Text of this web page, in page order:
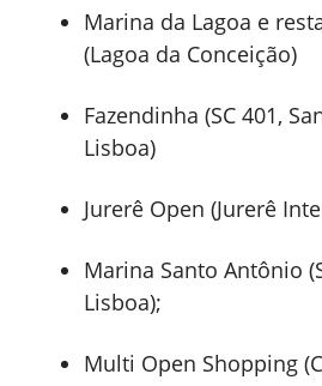
Marina da Lagoa e
(Lagoa da Conceição)
Fazendinha (SC 401,
Lisboa)
Jurerê Open (Jurerê
Marina Santo Antônio
Lisboa);
Multi Open Shopping